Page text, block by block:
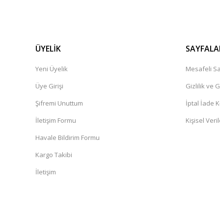
ÜYELİK
Yeni Üyelik
Üye Girişi
Şifremi Unuttum
İletişim Formu
Havale Bildirim Formu
Kargo Takibi
İletişim
Mesafeli
Gizlilik ve
İptal İade
Kişisel